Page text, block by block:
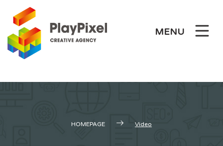
content
MENU
HOMEPAGE Video